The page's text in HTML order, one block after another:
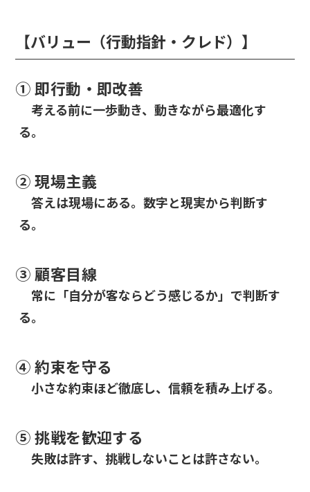
【バリュー（行動指針・クレド）】
① 即行動・即改善
考える前に一歩動き、動きながら最適化す
る。
② 現場主義
答えは現場にある。数字と現実から判断す
る。
③ 顧客目線
常に「自分が客ならどう感じるか」で判断す
る。
④ 約束を守る
小さな約束ほど徹底し、信頼を積み上げる。
⑤ 挑戦を歓迎する
失敗は許す、挑戦しないことは許さない。